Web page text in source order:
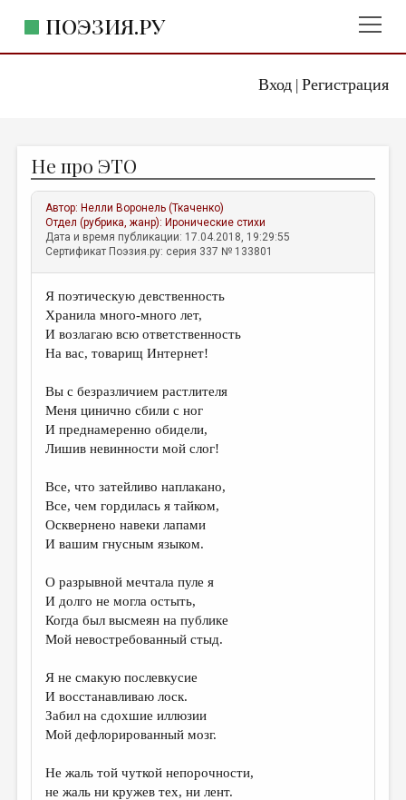
Вход| Регистрация
ПОЭЗИЯ.РУ
ЖАНРЫ
АВТОРЫ
КОММЕНТАРИИ
ЛИТСАЛОН
НОВОСТИ
ПРАВИЛА САЙТА
ИЗБРАННОЕ
ДАЙДЖЕСТ
ПЕРЕВОДЫ
КОНКУРСЫ
КНИЖНАЯ ПОЛКА
ОБЗОР ЛИТЕРАТУРЫ
ОБЪЯВЛЕНИЯ
КОЛОНКА РЕДАКТОРА
ОТ РЕДАКЦИИ
Не про ЭТО
Автор: Нелли Воронель (Ткаченко)
Отдел (рубрика, жанр): Иронические стихи
Дата и время публикации: 17.04.2018, 19:29:55
Сертификат Поэзия.ру: серия 337 № 133801
Я поэтическую девственность
Хранила много-много лет,
И возлагаю всю ответственность
На вас, товарищ Интернет!
Вы с безразличием растлителя
Меня цинично сбили с ног
И преднамеренно обидели,
Лишив невинности мой слог!
Все, что затейливо наплакано,
Все, чем гордилась я тайком,
Осквернено навеки лапами
И вашим гнусным языком.
О разрывной мечтала пуле я
И долго не могла остыть,
Когда был высмеян на публике
Мой невостребованный стыд.
Я не смакую послевкусие
И восстанавливаю лоск.
Забил на сдохшие иллюзии
Мой дефлорированный мозг.
Не жаль той чуткой непорочности,
не жаль ни кружев тех, ни лент.